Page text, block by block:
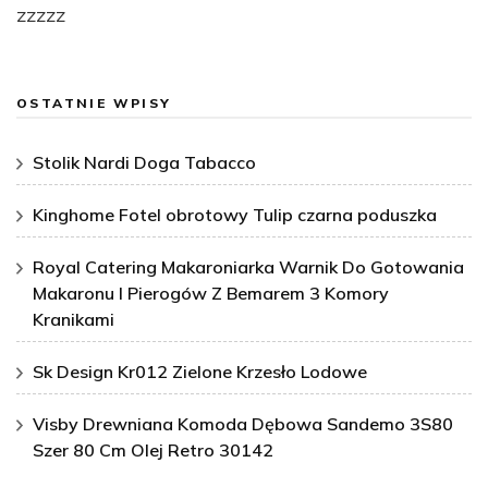
zzzzz
OSTATNIE WPISY
Stolik Nardi Doga Tabacco
Kinghome Fotel obrotowy Tulip czarna poduszka
Royal Catering Makaroniarka Warnik Do Gotowania
Makaronu I Pierogów Z Bemarem 3 Komory
Kranikami
Sk Design Kr012 Zielone Krzesło Lodowe
Visby Drewniana Komoda Dębowa Sandemo 3S80
Szer 80 Cm Olej Retro 30142